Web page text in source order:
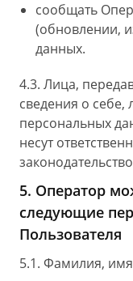
сообщать
(обновлении,
данных.
4.3. Лица,
сведения о себе,
персональных
несут
5. Оператор
следующие
Пользователя
5.1. Фамилия,